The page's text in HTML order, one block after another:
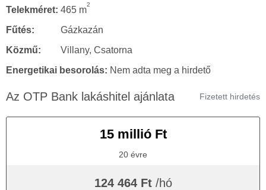
Telekméret: 465 m
2
Fűtés:
Gázkazán
Közmű:
Villany, Csatorna
Energetikai besorolás: Nem adta meg a hirdető
Az OTP Bank lakáshitel ajánlata Fizetett hirdetés
15 millió Ft
20 évre
124 464 Ft /hó